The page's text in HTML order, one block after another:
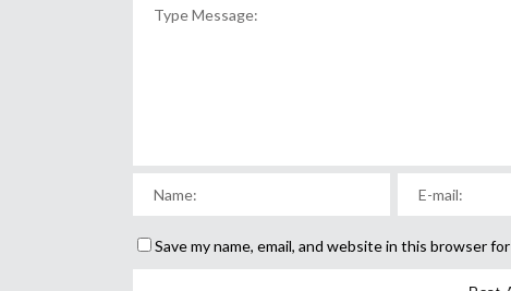
Save my name, email, and website in this browser